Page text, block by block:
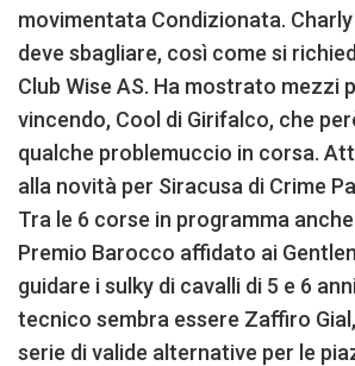
movimentata Condizionata.
deve sbagliare, così come si
Club Wise AS. Ha mostrato mezzi
vincendo, Cool di Girifalco, che
qualche problemuccio in corsa.
alla novità per Siracusa di Crime
Tra le 6 corse in programma
Premio Barocco affidato ai
guidare i sulky di cavalli di 5 e 6
tecnico sembra essere Zaffiro
serie di valide alternative per le